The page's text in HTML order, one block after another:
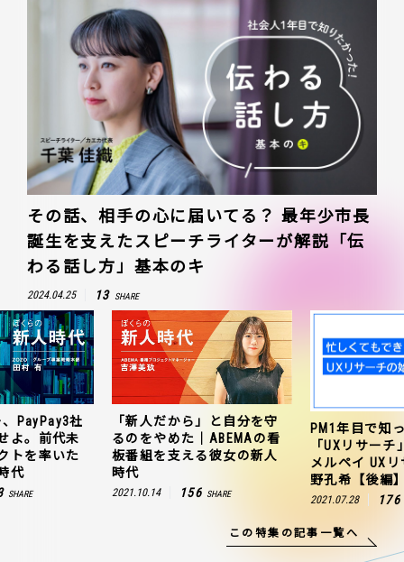
その話、相手の心に届いてる？ 最年少市長
誕生を支えたスピーチライターが解説「伝
わる話し方」基本のキ
2024.04.25 13 SHARE
ら」と自分を守
た｜ABEMAの看
える彼女の新人
156
PM1年目で知っておきたい
「UXリサーチ」の始め方｜
メルペイ UXリサーチャー 草
2021.07.28 176
ZOZO、
連携を成
聞のプロ
田村有の
2021.10.25
この特集の記事一覧へ